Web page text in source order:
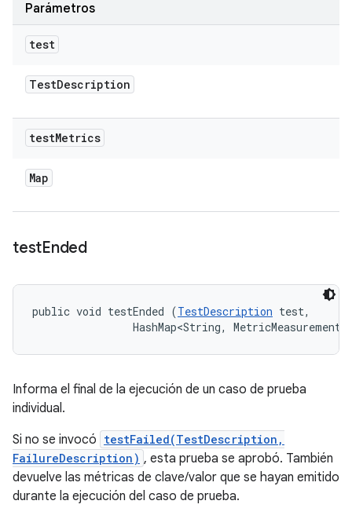
Parámetros
test
TestDescription
testMetrics
Map
testEnded
public void testEnded (TestDescription test,
HashMap<String,
Informa el final de la ejecución de un caso de prueba
individual.
Si no se invocó testFailed(TestDescription,
FailureDescription) , esta prueba se aprobó. También
devuelve las métricas de clave/valor que se hayan emitido
durante la ejecución del caso de prueba.